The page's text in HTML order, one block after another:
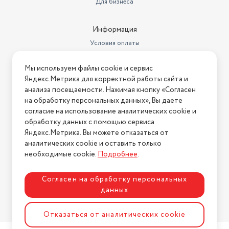
Информация
Условия оплаты
Условия возврата
Нашли ошибку на сайте? Напишите нам
2026 © Интернет-магазин "АстМаркет". У нас есть всё!
Политика конфиденциальности
Разработка сайтаASTDESIGN
Мы используем файлы cookie и сервис
Яндекс.Метрика для корректной работы сайта и
анализа посещаемости. Нажимая кнопку «Согласен
на обработку персональных данных», Вы даете
согласие на использование аналитических cookie и
обработку данных с помощью сервиса
Яндекс.Метрика. Вы можете отказаться от
аналитических cookie и оставить только
необходимые cookie.Подробнее.
Согласен на обработку персональных
данных
Отказаться от аналитических cookie